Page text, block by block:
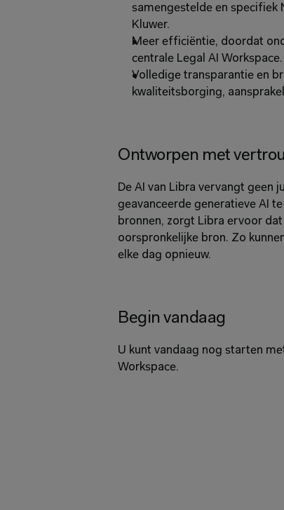
samengestelde en specifiek
Kluwer.
Meer efficiëntie, doordat
centrale Legal AI Workspace.
Volledige transparantie en
kwaliteitsborging,
Ontworpen met
De AI van Libra vervangt geen
geavanceerde generatieve AI
bronnen, zorgt Libra ervoor
oorspronkelijke bron. Zo
elke dag opnieuw.
Begin vandaag
U kunt vandaag nog starten
Workspace.